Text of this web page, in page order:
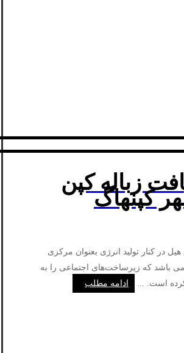
زباله کپن
کپنهاگ
در کنار تولید انرژی بعنوان مرکزی
باشد که زیرساخت‌های اجتماعی را به
است. ...
ادامه مطلب